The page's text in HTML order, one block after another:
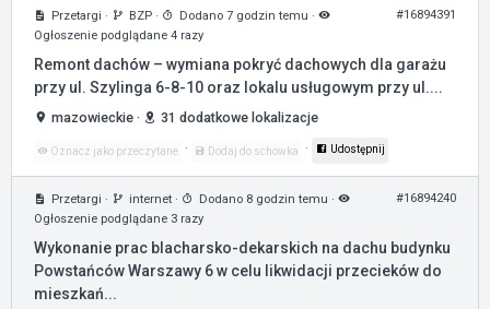
Przetargi · BZP · Dodano 7 godzin temu ·
Ogłoszenie podglądane 4 razy
#16894391
Remont dachów – wymiana pokryć dachowych dla garażu
przy ul. Szylinga 6-8-10 oraz lokalu usługowym przy ul....
mazowieckie · 31 dodatkowe lokalizacje
Oznacz jako przeczytane · Dodaj do schowka · Udostępnij
Przetargi · internet · Dodano 8 godzin temu ·
Ogłoszenie podglądane 3 razy
#16894240
Wykonanie prac blacharsko-dekarskich na dachu budynku
Powstańców Warszawy 6 w celu likwidacji przecieków do
mieszkań...